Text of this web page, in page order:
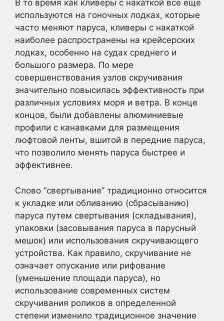
В то время как кливеры с накаткой все еще
используются на гоночных лодках, которые
часто меняют паруса, кливеры с накаткой
наиболее распространены на крейсерских
лодках, особенно на судах среднего и
большого размера. По мере
совершенствования узлов скручивания
значительно повысилась эффективность при
различных условиях моря и ветра. В конце
концов, были добавлены алюминиевые
профили с канавками для размещения
люфтовой ленты, вшитой в передние паруса,
что позволило менять паруса быстрее и
эффективнее.
Слово “свертывание” традиционно относится
к укладке или обливанию (сбрасыванию)
паруса путем свертывания (складывания),
упаковки (засовывания паруса в парусный
мешок) или использования скручивающего
устройства. Как правило, скручивание не
означает опускание или рифование
(уменьшение площади паруса), но
использование современных систем
скручивания роликов в определенной
степени изменило традиционное значение